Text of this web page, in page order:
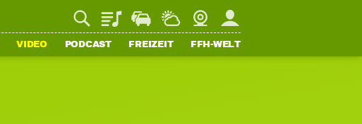
PlaylistStaupilotWetterWebcamMein FFH
VIDEO PODCAST FREIZEIT FFH-WELT